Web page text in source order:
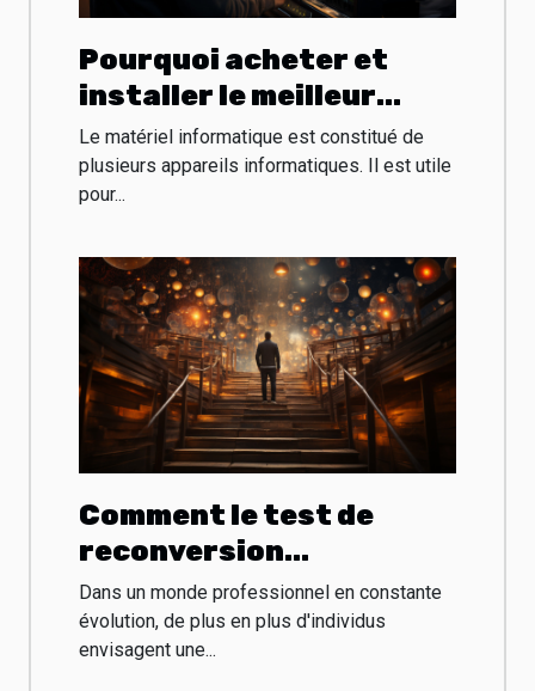
Pourquoi acheter et
installer le meilleur
matériel informatique
professionnel ?
Le matériel informatique est constitué de
plusieurs appareils informatiques. Il est utile
pour...
Comment le test de
reconversion
professionnelle peut-il
redéfinir votre carrière
?
Dans un monde professionnel en constante
évolution, de plus en plus d'individus
envisagent une...